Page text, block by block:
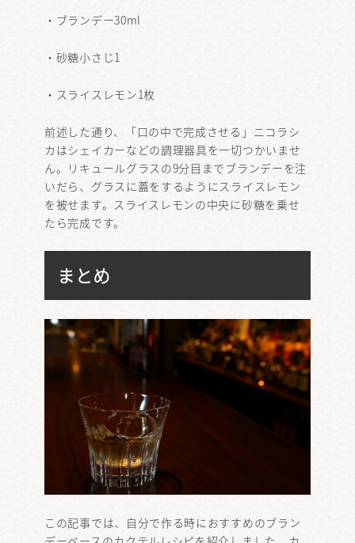
・ブランデー30ml
・砂糖小さじ1
・スライスレモン1枚
前述した通り、「口の中で完成させる」ニコラシ
カはシェイカーなどの調理器具を一切つかいませ
ん。リキュールグラスの9分目までブランデーを注
いだら、グラスに蓋をするようにスライスレモン
を被せます。スライスレモンの中央に砂糖を乗せ
たら完成です。
まとめ
この記事では、自分で作る時におすすめのブラン